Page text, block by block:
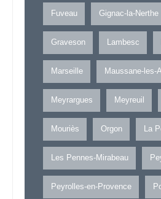
Fuveau Gignac-la-Nerthe
Graveson Lambesc
Marseille Maussane-les-
Meyrargues Meyreuil
Mouriès Orgon La
Les Pennes-Mirabeau
Peyrolles-en-Provence